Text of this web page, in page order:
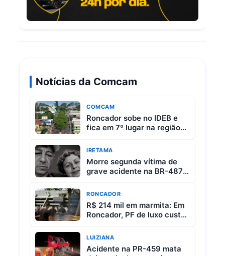
Notícias da Comcam
COMCAM
Roncador sobe no IDEB e
fica em 7º lugar na região
IRETAMA
Morre segunda vítima de
grave acidente na BR-487
RONCADOR
R$ 214 mil em marmita: Em
Roncador, PF de luxo custa
LUIZIANA
Acidente na PR-459 mata